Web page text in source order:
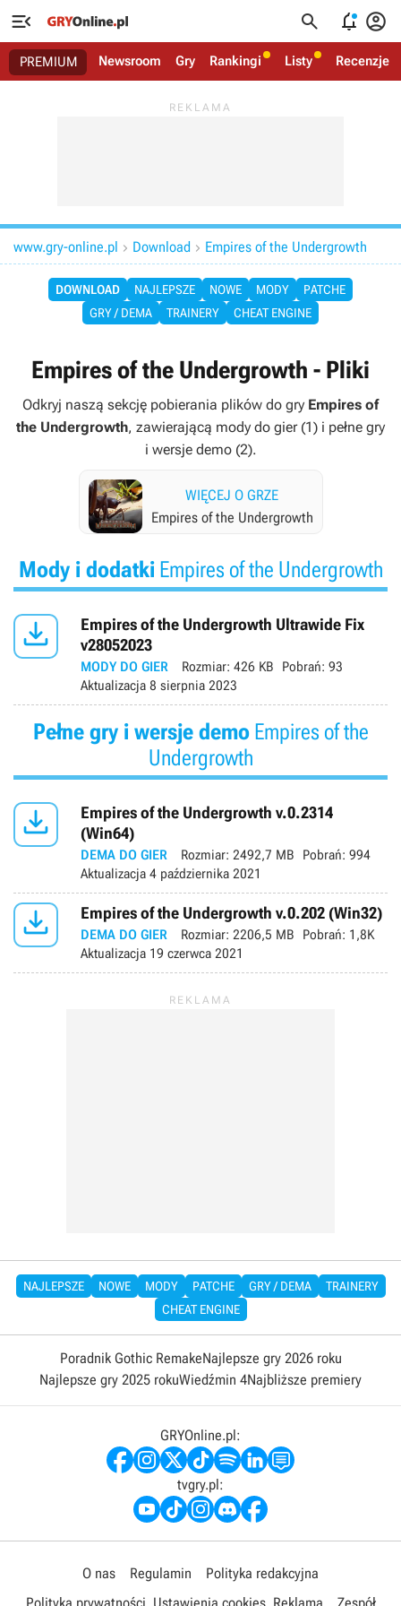
   
PREMIUM Newsroom Gry Rankingi Listy Recenzje
www.gry-online.pl  Download  Empires of the Undergrowth
DOWNLOAD NAJLEPSZE NOWE MODY
PATCHE
GRY / DEMA
TRAINERY CHEAT ENGINE
Empires of the Undergrowth - Pliki
Odkryj naszą sekcję pobierania plików do gry Empires of
the Undergrowth, zawierającą mody do gier (1) i pełne gry
i wersje demo (2).
WIĘCEJ O GRZE
Empires of the Undergrowth
Mody i dodatkiEmpires of the Undergrowth

Empires of the Undergrowth Ultrawide Fix
v28052023
MODY DO GIER Rozmiar: 426 KB Pobrań: 93
Aktualizacja 8 sierpnia 2023
Pełne gry i wersje demoEmpires of the
Undergrowth

Empires of the Undergrowth v.0.2314
(Win64)
DEMA DO GIER Rozmiar: 2492,7 MB Pobrań: 994
Aktualizacja 4 października 2021
 Empires of the Undergrowth v.0.202 (Win32)
DEMA DO GIER Rozmiar: 2206,5 MB Pobrań: 1,8K
Aktualizacja 19 czerwca 2021
NAJLEPSZE NOWE MODY PATCHE GRY / DEMA
TRAINERY
CHEAT ENGINE
Poradnik Gothic RemakeNajlepsze gry 2026 roku
Najlepsze gry 2025 rokuWiedźmin 4Najbliższe premiery
GRYOnline.pl:
tvgry.pl:
O nas Regulamin
Polityka redakcyjna